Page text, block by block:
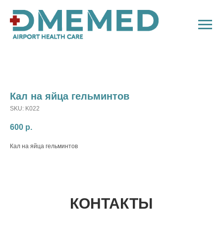
Кал на яйца гельминтов
SKU: K022
600 р.
Кал на яйца гельминтов
КОНТАКТЫ